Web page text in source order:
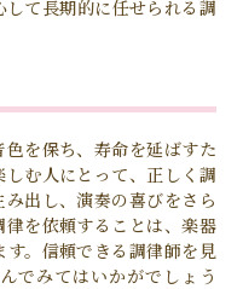
て長期的に任せられる調
を保ち、寿命を延ばすた
む人にとって、正しく調
出し、演奏の喜びをさら
を依頼することは、楽器
。信頼できる調律師を見
でみてはいかがでしょう